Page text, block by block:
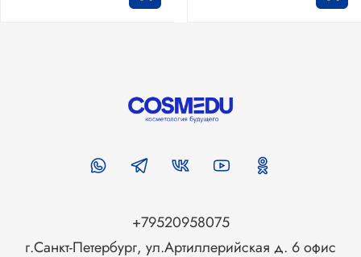
+79520958075
г.Санкт-Петербург, ул.Артиллерийская д. 6 офис